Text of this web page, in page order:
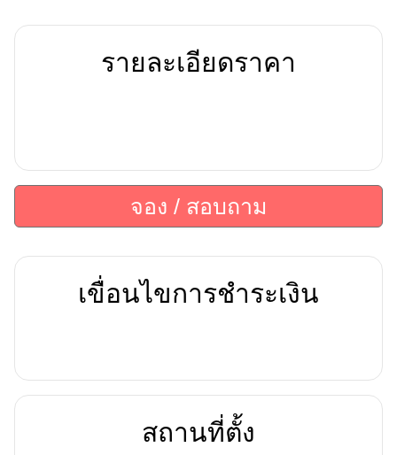
รายละเอียดราคา
จอง / สอบถาม
เขื่อนไขการชำระเงิน
สถานที่ตั้ง